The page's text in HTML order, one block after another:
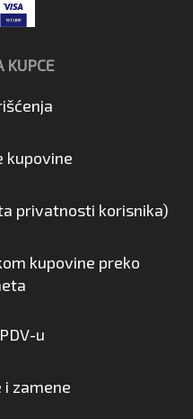
KUPCE
kupovine
privatnosti korisnika)
kupovine preko
u
i zamene